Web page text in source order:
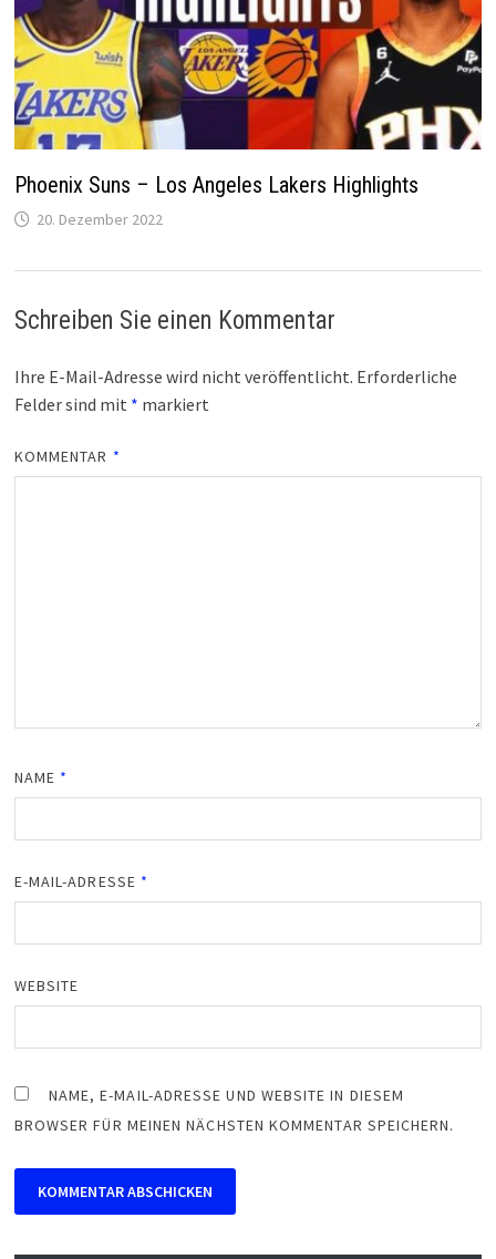
Phoenix Suns – Los Angeles Lakers Highlights
20. Dezember 2022
Schreiben Sie einen Kommentar
Ihre E-Mail-Adresse wird nicht veröffentlicht. Erforderliche
Felder sind mit * markiert
KOMMENTAR *
NAME *
E-MAIL-ADRESSE *
WEBSITE
NAME, E-MAIL-ADRESSE UND WEBSITE IN DIESEM
BROWSER FÜR MEINEN NÄCHSTEN KOMMENTAR SPEICHERN.